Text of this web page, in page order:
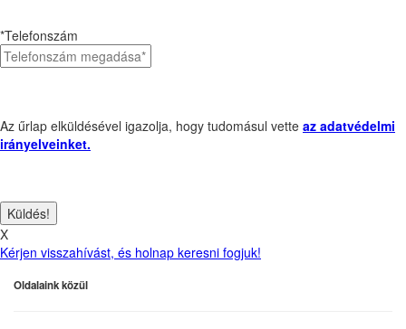
*Telefonszám
Az űrlap elküldésével igazolja, hogy tudomásul vette az adatvédelmi
irányelveinket.
X
Kérjen visszahívást, és holnap keresni fogjuk!
Oldalaink közül